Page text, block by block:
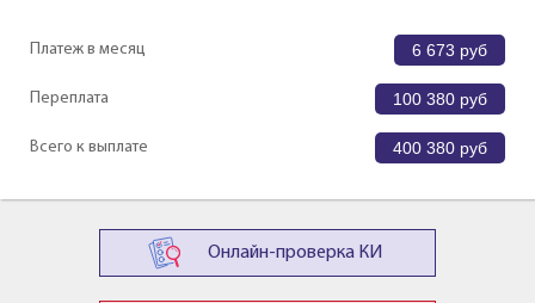
Платеж в месяц 6 673 руб
Переплата 100 380 руб
Всего к выплате 400 380 руб
Онлайн-проверка КИ